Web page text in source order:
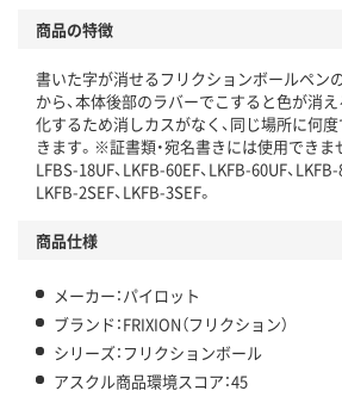
この商品の環境配慮ポイントです。下記商
アスクル商品環境スコア詳細／加点項目
商品の特徴
書いた字が消せるフリクションボールペン
から、本体後部のラバーでこすると色が消
化するため消しカスがなく、同じ場所に何
きます。※証書類・宛名書きには使用できま
LFBS-18UF、LKFB-60EF、LKFB-60UF、LKFB-
LKFB-2SEF、LKFB-3SEF。
商品仕様
メーカー：パイロット
ブランド：FRIXION（フリクション）
シリーズ：フリクションボール
アスクル商品環境スコア：45